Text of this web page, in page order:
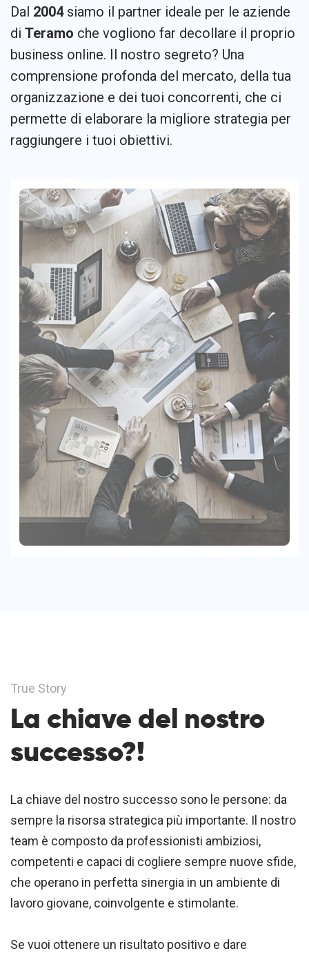
Dal 2004siamo il partner ideale per le aziende
di Teramo che vogliono far decollare il proprio
business online. Il nostro segreto? Una
comprensione profonda del mercato, della tua
organizzazione e dei tuoi concorrenti, che ci
permette di elaborare la migliore strategia per
raggiungere i tuoi obiettivi.
True Story
La chiave del nostro
successo?!
La chiave del nostro successo sono le persone: da
sempre la risorsa strategica più importante. Il nostro
team è composto da professionisti ambiziosi,
competenti e capaci di cogliere sempre nuove sfide,
che operano in perfetta sinergia in un ambiente di
lavoro giovane, coinvolgente e stimolante.
Se vuoi ottenere un risultato positivo e dare